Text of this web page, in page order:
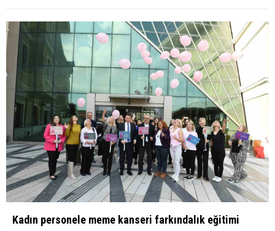
Kadın personele meme kanseri farkındalık eğitimi